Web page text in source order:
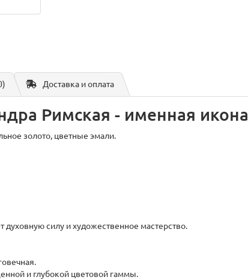
Доставка и оплата
Римская - именная икона
золото, цветные эмали.
силу и художественное мастерство.
и глубокой цветовой гаммы.